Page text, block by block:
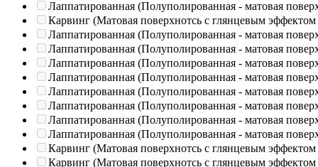
Лаппатированная (Полуполированная - матовая
Карвинг (Матовая поверхнотсь с глянцевым эффектом
Лаппатированная (Полуполированная - матовая
Лаппатированная (Полуполированная - матовая
Лаппатированная (Полуполированная - матовая
Лаппатированная (Полуполированная - матовая
Лаппатированная (Полуполированная - матовая
Лаппатированная (Полуполированная - матовая
Лаппатированная (Полуполированная - матовая
Лаппатированная (Полуполированная - матовая
Карвинг (Матовая поверхнотсь с глянцевым эффектом
Карвинг (Матовая поверхнотсь с глянцевым эффектом